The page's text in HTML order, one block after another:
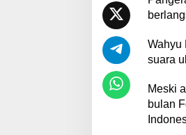
Wahyu
suara
Meski
bulan